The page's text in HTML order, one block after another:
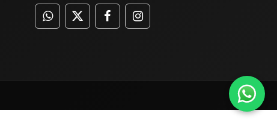
WhatsApp
TwitterFacebookFacebook